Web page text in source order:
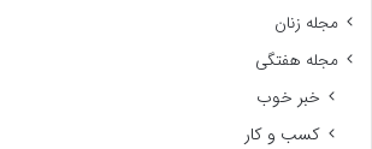
مجله زنان
مجله هفتگی
خبر خوب
کسب و کار